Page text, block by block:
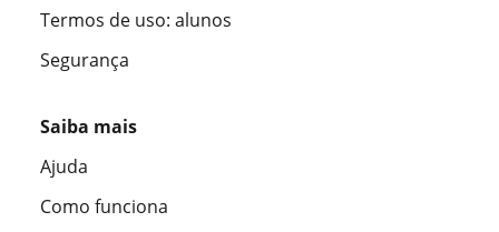
Termos de uso: alunos
Segurança
Saiba mais
Ajuda
Como funciona